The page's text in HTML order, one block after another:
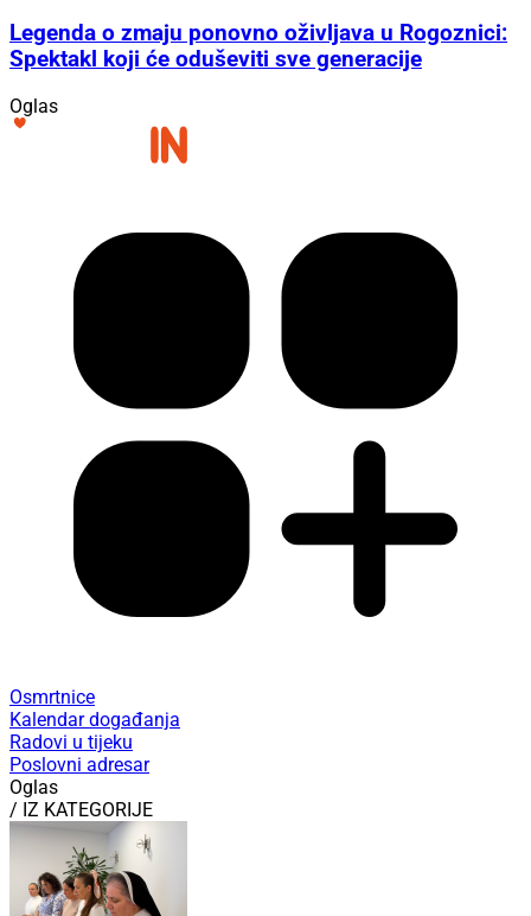
Legenda o zmaju ponovno oživljava u Rogoznici:
Spektakl koji će oduševiti sve generacije
Oglas
Osmrtnice
Kalendar događanja
Radovi u tijeku
Poslovni adresar
Oglas
/ IZ KATEGORIJE